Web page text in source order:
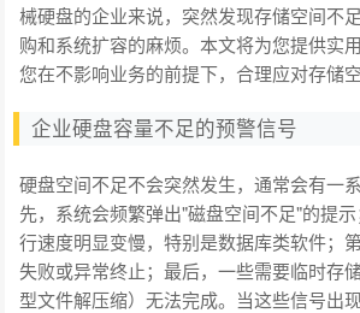
械硬盘的企业来说，突然发现存储空间不
购和系统扩容的麻烦。本文将为您提供实
您在不影响业务的前提下，合理应对存储空
企业硬盘容量不足的预警信号
硬盘空间不足不会突然发生，通常会有一
先，系统会频繁弹出"磁盘空间不足"的提
行速度明显变慢，特别是数据库类软件；
失败或异常终止；最后，一些需要临时存
型文件解压缩）无法完成。当这些信号出